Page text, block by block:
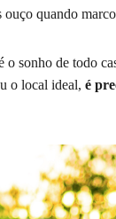
ouço quando
o sonho de todo
o local ideal, é